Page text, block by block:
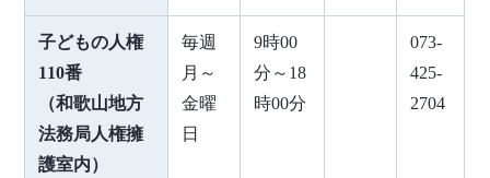
子どもの人権
110番
（和歌山地方
法務局人権擁
護室内）
毎週
月～
金曜
日
9時00
分～18
時00分
073-
425-
2704